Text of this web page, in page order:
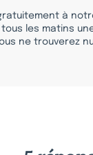
à
tous les matins
ne trouverez